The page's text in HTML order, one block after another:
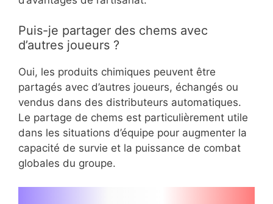
Puis-je partager des chems avec
d’autres joueurs ?
Oui, les produits chimiques peuvent être
partagés avec d’autres joueurs, échangés ou
vendus dans des distributeurs automatiques.
Le partage de chems est particulièrement utile
dans les situations d’équipe pour augmenter la
capacité de survie et la puissance de combat
globales du groupe.